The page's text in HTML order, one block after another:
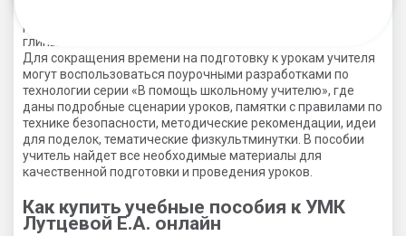
разными материалами, от бумаги и картона до семян и
глины.
Для сокращения времени на подготовку к урокам учителя
могут воспользоваться поурочными разработками по
технологии серии «В помощь школьному учителю», где
даны подробные сценарии уроков, памятки с правилами по
технике безопасности, методические рекомендации, идеи
для поделок, тематические физкультминутки. В пособии
учитель найдет все необходимые материалы для
качественной подготовки и проведения уроков.
Как купить учебные пособия к УМК
Лутцевой Е.А. онлайн